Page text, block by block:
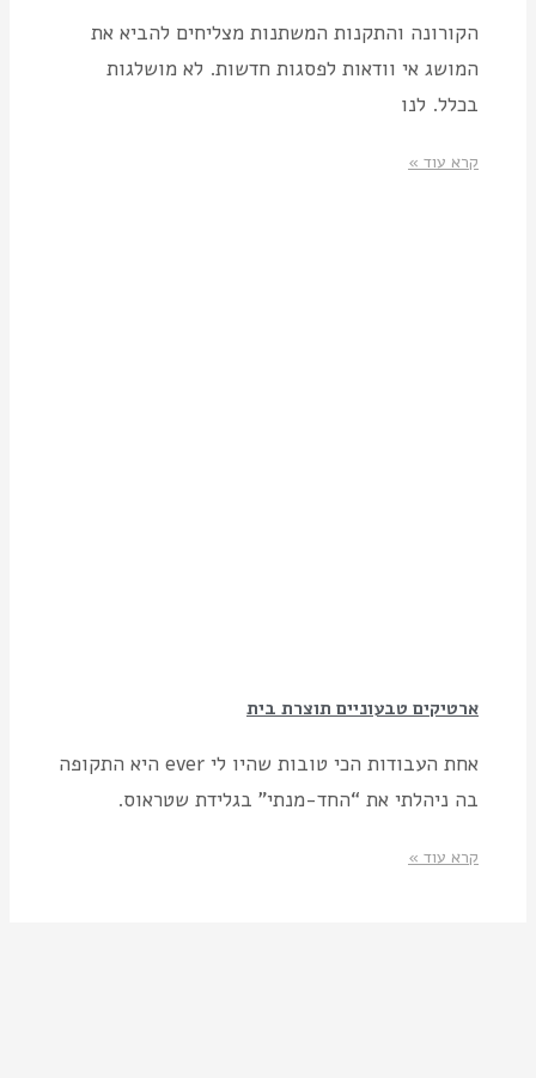
הקורונה והתקנות המשתנות מצליחים להביא את
המושג אי וודאות לפסגות חדשות. לא מושלגות
בכלל. לנו
קרא עוד »
ארטיקים טבעוניים תוצרת בית
אחת העבודות הכי טובות שהיו לי ever היא התקופה
בה ניהלתי את “החד-מנתי” בגלידת שטראוס.
קרא עוד »